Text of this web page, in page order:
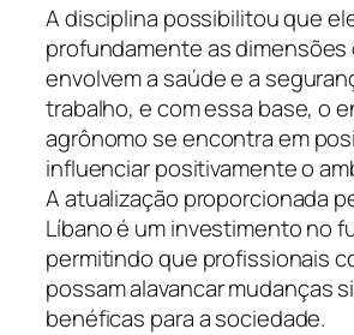
A disciplina possibilitou que
profundamente as dimensões
envolvem a saúde e a
trabalho, e com essa base, o
agrônomo se encontra em
influenciar positivamente o
A atualização proporcionada
Líbano é um investimento no
permitindo que profissionais
possam alavancar mudanças
benéficas para a sociedade.